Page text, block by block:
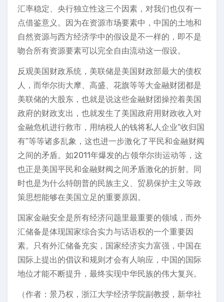
汇率稳定、央行独立性这三个因素，对我们也仅有一
点借鉴意义。因为在资源市场要素中，中国的土地和
自然资源与西方经济学中的假设是不一样的，即不是
吻合所有资源要素可以完全自由流动这一假设。
反观美国财政系统，美联储是美国财政部最大的债权
人，而华尔街大摩、高盛、花旗等等大金融财团都是
美联储的大股东，也就是说这些金融财团操控着美国
政府的财政支出，也就发生了美国政府用财政收入对
金融危机进行救市，用纳税人的钱将私人企业“收归国
有”等等诸多乱象，这也进一步激化了平民和金融财阀
之间的矛盾。如2011年爆发的占领华尔街运动等，这
也正是美国平民和金融财阀之间矛盾激化的折射。同
时也是为什么特朗普的民族主义、贸易保护主义等政
策思想能够在美国立足的重要原因。
国家金融安全是所有经济问题里最重要的领域，而外
汇储备是体现国家综合实力与话语权的一个重要因
素。只有外汇储备充实，国家经济实力富强，中国在
国际上提出的倡议和规则才会有人响应，中国的国际
地位才能不断提升，最终实现中华民族的伟大复兴。
（作者：景乃权，浙江大学经济学院副教授，新华社